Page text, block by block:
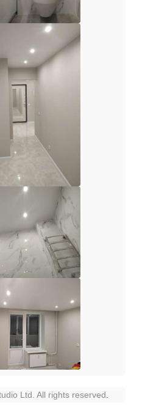
Ltd. All rights reserved